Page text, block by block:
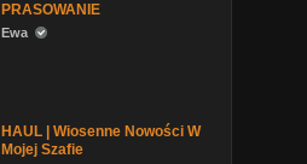
PRASOWANIE
Ewa
HAUL | Wiosenne Nowości W
Mojej Szafie